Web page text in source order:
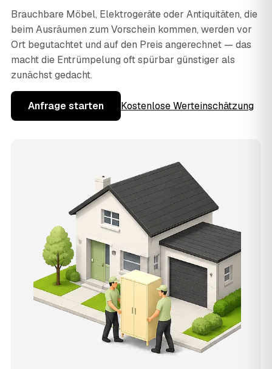
Brauchbare Möbel, Elektrogeräte oder Antiquitäten, die
beim Ausräumen zum Vorschein kommen, werden vor
Ort begutachtet und auf den Preis angerechnet — das
macht die Entrümpelung oft spürbar günstiger als
zunächst gedacht.
Anfrage starten Kostenlose Werteinschätzung